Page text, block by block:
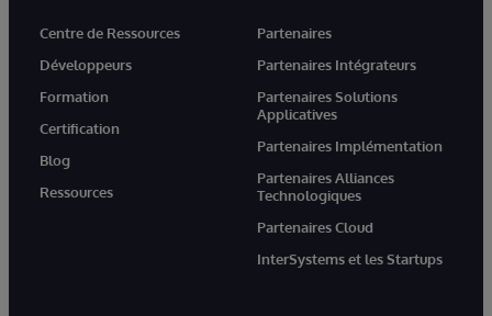
Centre de Ressources
Développeurs
Formation
Certification
Blog
Ressources
Partenaires
Partenaires Intégrateurs
Partenaires Solutions
Applicatives
Partenaires Implémentation
Partenaires Alliances
Technologiques
Partenaires Cloud
InterSystems et les Startups